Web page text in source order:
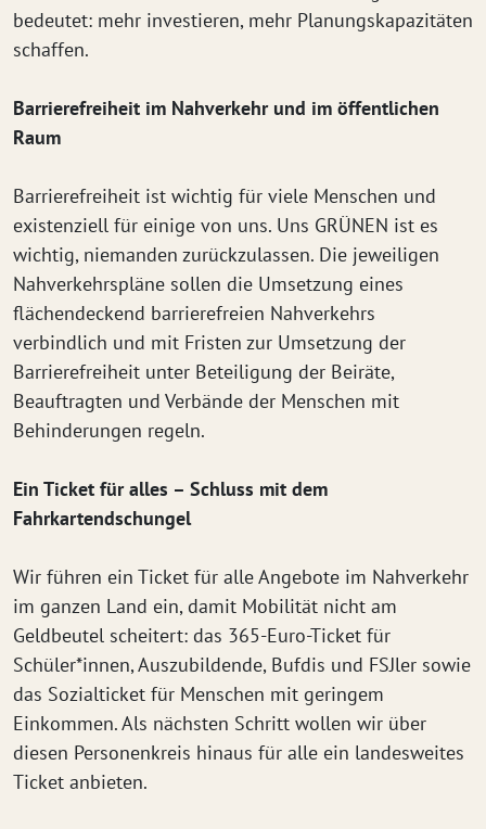
bedeutet: mehr investieren, mehr Planungskapazitäten
schaffen.
Barrierefreiheit im Nahverkehr und im öffentlichen
Raum
Barrierefreiheit ist wichtig für viele Menschen und
existenziell für einige von uns. Uns GRÜNEN ist es
wichtig, niemanden zurückzulassen. Die jeweiligen
Nahverkehrspläne sollen die Umsetzung eines
flächendeckend barrierefreien Nahverkehrs
verbindlich und mit Fristen zur Umsetzung der
Barrierefreiheit unter Beteiligung der Beiräte,
Beauftragten und Verbände der Menschen mit
Behinderungen regeln.
Ein Ticket für alles – Schluss mit dem
Fahrkartendschungel
Wir führen ein Ticket für alle Angebote im Nahverkehr
im ganzen Land ein, damit Mobilität nicht am
Geldbeutel scheitert: das 365-Euro-Ticket für
Schüler*innen, Auszubildende, Bufdis und FSJler sowie
das Sozialticket für Menschen mit geringem
Einkommen. Als nächsten Schritt wollen wir über
diesen Personenkreis hinaus für alle ein landesweites
Ticket anbieten.